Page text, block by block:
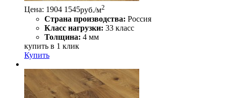
Цена: 1904 1545руб./м2
Страна производства: Россия
Класс нагрузки: 33 класс
Толщина: 4 мм
купить в 1 клик
Купить